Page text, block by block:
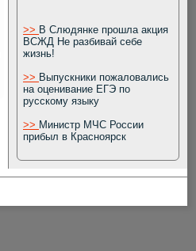
>> В Слюдянке прошла акция
ВСЖД Не разбивай себе
жизнь!
>> Выпускники пожаловались
на оценивание ЕГЭ по
русскому языку
>> Министр МЧС России
прибыл в Красноярск